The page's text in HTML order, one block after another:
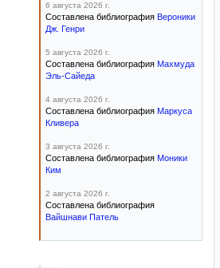
6 августа 2026 г.
Составлена библиография Вероники
Дж. Генри
5 августа 2026 г.
Составлена библиография Махмуда
Эль-Сайеда
4 августа 2026 г.
Составлена библиография Маркуса
Кливера
3 августа 2026 г.
Составлена библиография Моники
Ким
2 августа 2026 г.
Составлена библиография
Вайшнави Патель